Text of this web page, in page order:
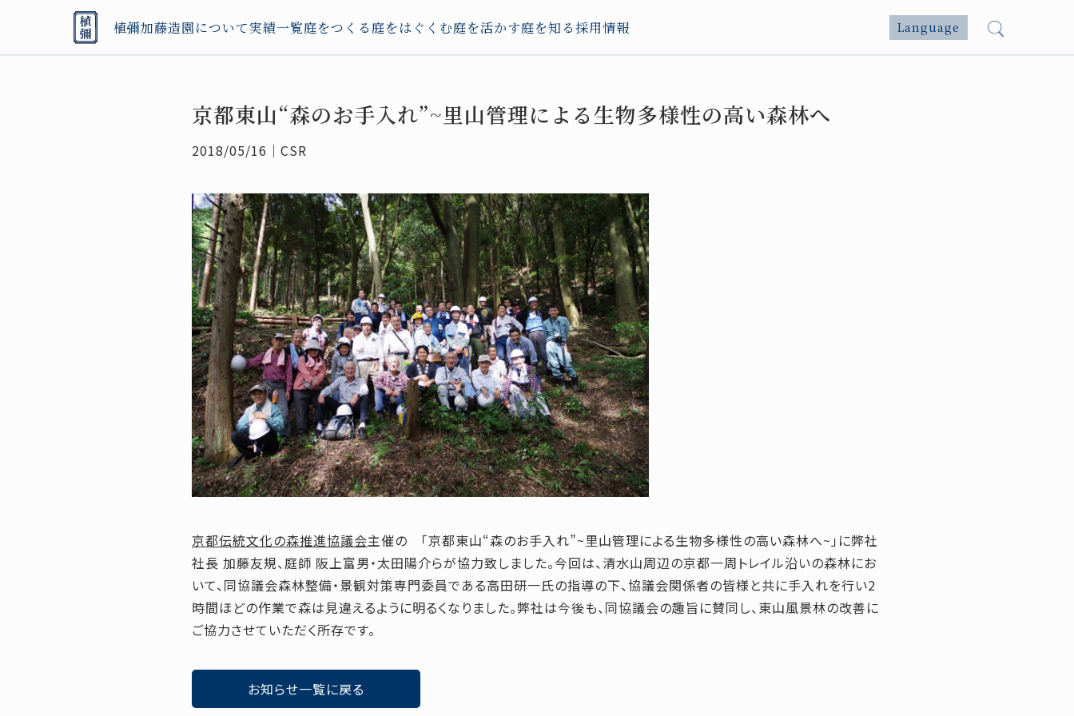
Language
植彌加藤造園について実績一覧庭をつくる 庭をはぐくむ庭を活かす庭を知る採用情報
京都東山“森のお手入れ”~里山管理による生物多様性の高い森林へ
2018/05/16 ｜ CSR
京都伝統文化の森推進協議会主催の 「京都東山“森のお手入れ”~里山管理による生物多様性の高い森林へ~」に弊社
社長 加藤友規、庭師 阪上富男・太田陽介らが協力致しました。今回は、清水山周辺の京都一周トレイル沿いの森林にお
いて、同協議会森林整備・景観対策専門委員である高田研一氏の指導の下、協議会関係者の皆様と共に手入れを行い2
時間ほどの作業で森は見違えるように明るくなりました。弊社は今後も、同協議会の趣旨に賛同し、東山風景林の改善に
ご協力させていただく所存です。
お知らせ一覧に戻る